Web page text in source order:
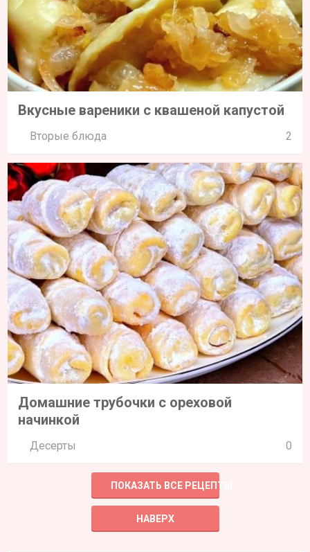
Вкусные вареники с квашеной капустой
Вторые блюда 2
Домашние трубочки с ореховой
начинкой
Десерты 0
ПОКАЗАТЬ ВСЕ РЕЦЕПТЫ
НАВЕРХ